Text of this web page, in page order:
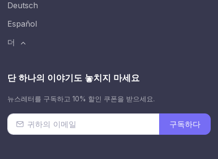
Deutsch
Español
더
단 하나의 이야기도 놓치지 마세요
뉴스레터를 구독하고 10% 할인 쿠폰을 받으세요.
구독하다